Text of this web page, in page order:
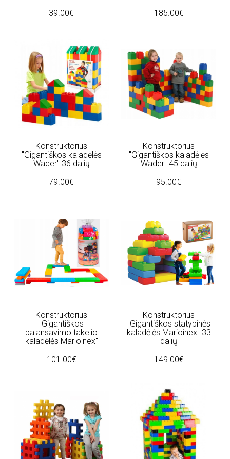
39.00€
185.00€
Konstruktorius
"Gigantiškos kaladėlės
Wader" 36 dalių
79.00€
Konstruktorius
"Gigantiškos kaladėlės
Wader" 45 dalių
95.00€
Konstruktorius
"Gigantiškos
balansavimo takelio
kaladėlės Marioinex"
101.00€
Konstruktorius
"Gigantiškos statybinės
kaladėlės Marioinex" 33
dalių
149.00€